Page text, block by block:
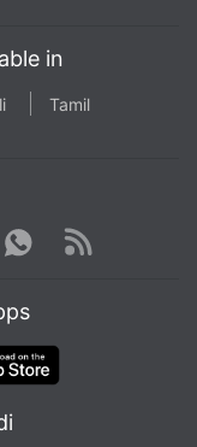
in
Tamil
WhatsApp
Rss